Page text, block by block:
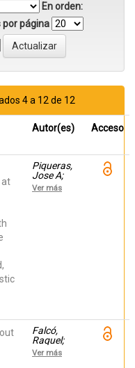
En orden:
por página
4 a 12 de 12
Autor(es) Acceso
at
Piqueras,
Jose A;
Falcó,
Raquel;
Lopez,
Luis
Joaquín
Ver más
Falcó,
Raquel;
Piqueras,
Jose A.;
Ver más